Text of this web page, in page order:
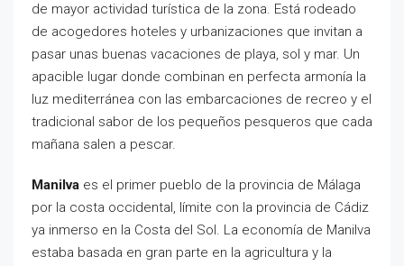
de mayor actividad turística de la zona. Está rodeado
de acogedores hoteles y urbanizaciones que invitan a
pasar unas buenas vacaciones de playa, sol y mar. Un
apacible lugar donde combinan en perfecta armonía la
luz mediterránea con las embarcaciones de recreo y el
tradicional sabor de los pequeños pesqueros que cada
mañana salen a pescar.
Manilva es el primer pueblo de la provincia de Málaga
por la costa occidental, límite con la provincia de Cádiz
ya inmerso en la Costa del Sol. La economía de Manilva
estaba basada en gran parte en la agricultura y la